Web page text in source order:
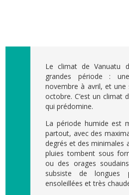
Le climat de Vanuatu
grandes période :
novembre à avril, et une
octobre. C’est un climat
qui prédomine.
La période humide est
partout, avec des
degrés et des minimales
pluies tombent sous
ou des orages
subsiste de longues
ensoleillées et très